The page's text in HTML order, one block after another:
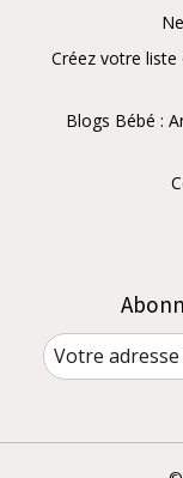
Créez votre liste
Blogs Bébé :